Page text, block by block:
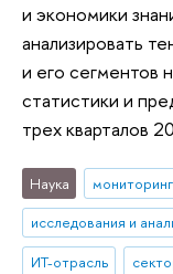
и экономики
анализировать
и его сегментов
статистики и
трех кварталов
Наука
исследования и
ИТ-отрасль